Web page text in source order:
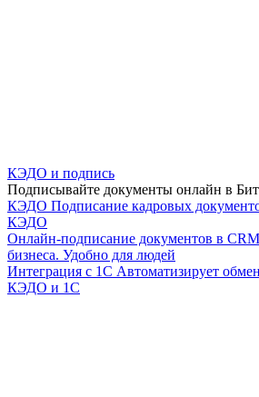
КЭДО и подпись
Подписывайте документы онлайн в
КЭДО Подписание кадровых
КЭДО
Онлайн-подписание документов в CRM
бизнеса. Удобно для людей
Интеграция с 1С Автоматизирует
КЭДО и 1С